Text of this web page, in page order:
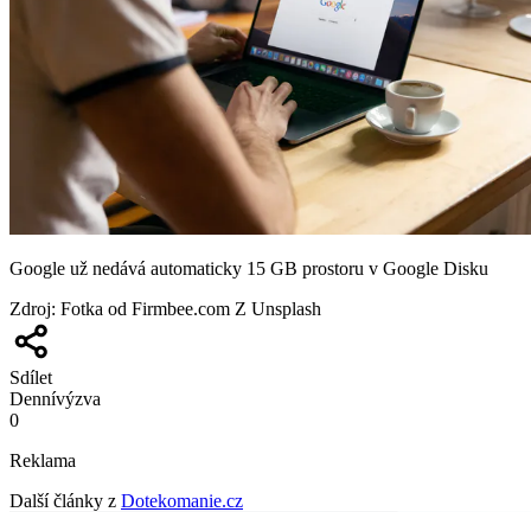
Google už nedává automaticky 15 GB prostoru v Google Disku
Zdroj: Fotka od Firmbee.com Z Unsplash
Sdílet
Dennívýzva
0
Reklama
Další články z Dotekomanie.cz